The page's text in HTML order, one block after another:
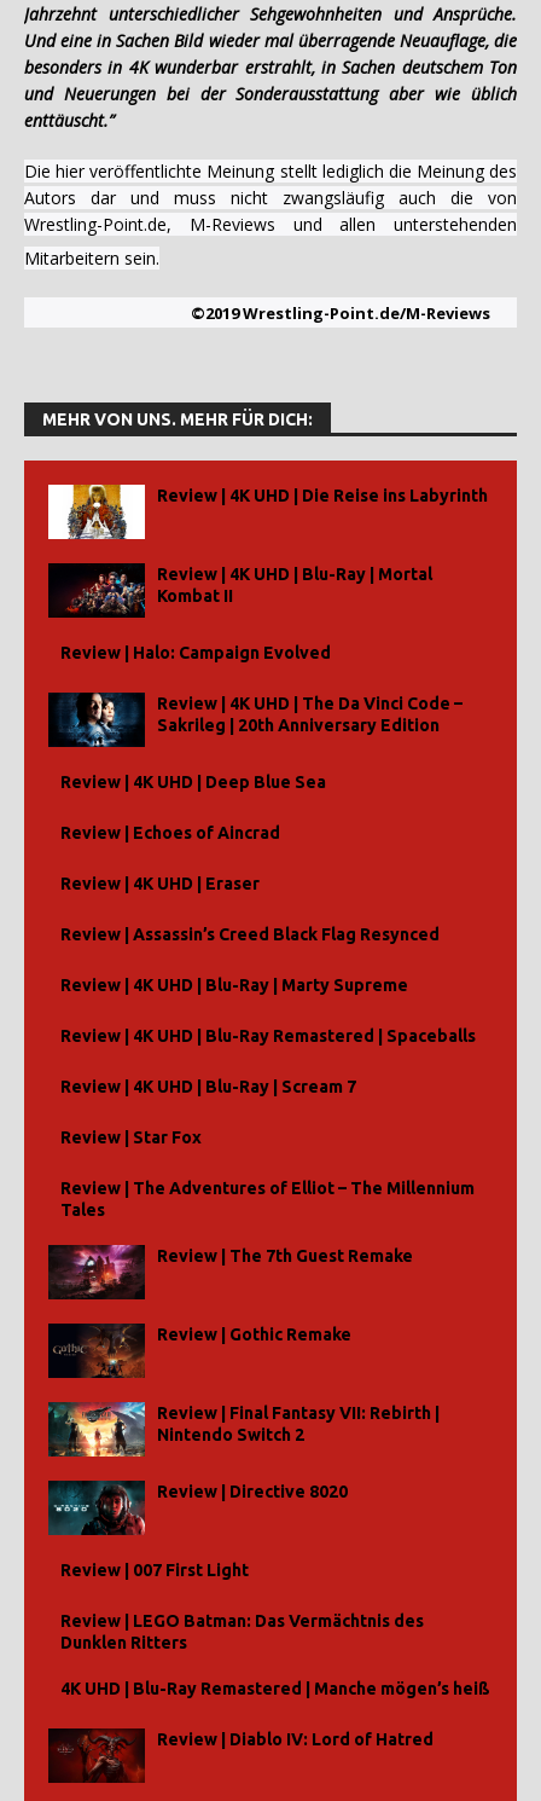
Jahrzehnt unterschiedlicher Sehgewohnheiten und Ansprüche.
Und eine in Sachen Bild wieder mal überragende Neuauflage, die
besonders in 4K wunderbar erstrahlt, in Sachen deutschem Ton
und Neuerungen bei der Sonderausstattung aber wie üblich
enttäuscht.”
Die hier veröffentlichte Meinung stellt lediglich die Meinung des
Autors dar und muss nicht zwangsläufig auch die von
Wrestling-Point.de, M-Reviews und allen unterstehenden
Mitarbeitern sein.
©2019 Wrestling-Point.de/M-Reviews
MEHR VON UNS. MEHR FÜR DICH:
Review | 4K UHD | Die Reise ins Labyrinth
Review | 4K UHD | Blu-Ray | Mortal
Kombat II
Review | Halo: Campaign Evolved
Review | 4K UHD | The Da Vinci Code –
Sakrileg | 20th Anniversary Edition
Review | 4K UHD | Deep Blue Sea
Review | Echoes of Aincrad
Review | 4K UHD | Eraser
Review | Assassin’s Creed Black Flag Resynced
Review | 4K UHD | Blu-Ray | Marty Supreme
Review | 4K UHD | Blu-Ray Remastered | Spaceballs
Review | 4K UHD | Blu-Ray | Scream 7
Review | Star Fox
Review | The Adventures of Elliot – The Millennium
Tales
Review | The 7th Guest Remake
Review | Gothic Remake
Review | Final Fantasy VII: Rebirth |
Nintendo Switch 2
Review | Directive 8020
Review | 007 First Light
Review | LEGO Batman: Das Vermächtnis des
Dunklen Ritters
4K UHD | Blu-Ray Remastered | Manche mögen’s heiß
Review | Diablo IV: Lord of Hatred